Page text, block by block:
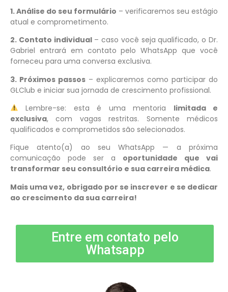
1. Análise do seu formulário – verificaremos seu estágio
atual e comprometimento.
2. Contato individual– caso você seja qualificado, o Dr.
Gabriel entrará em contato pelo WhatsApp que você
forneceu para uma conversa exclusiva.
3. Próximos passos – explicaremos como participar do
GLClub e iniciar sua jornada de crescimento profissional.
Lembre-se: esta é uma mentoria limitada e
exclusiva, com vagas restritas. Somente médicos
qualificados e comprometidos são selecionados.
Fique atento(a) ao seu WhatsApp — a próxima
comunicação pode ser a oportunidade que vai
transformar seu consultório e sua carreira médica.
Mais uma vez, obrigado por se inscrever e se dedicar
ao crescimento da sua carreira!
Entre em contato pelo
Whatsapp